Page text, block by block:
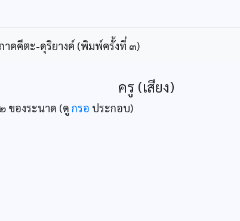
คคีตะ-ดุริยางค์ (พิมพ์ครั้งที่ ๓)
ครู (เสียง)
ของระนาด (ดู กรอ ประกอบ)